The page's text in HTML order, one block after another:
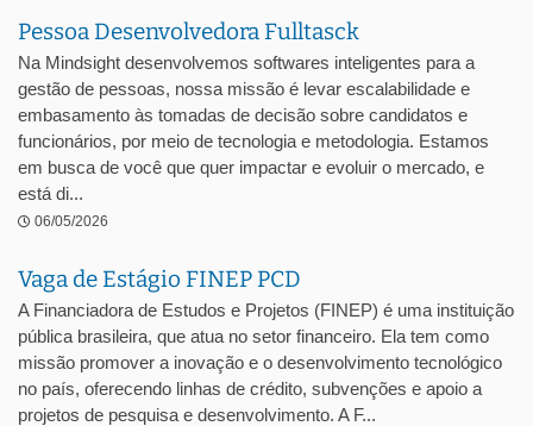
Pessoa Desenvolvedora Fulltasck
Na Mindsight desenvolvemos softwares inteligentes para a
gestão de pessoas, nossa missão é levar escalabilidade e
embasamento às tomadas de decisão sobre candidatos e
funcionários, por meio de tecnologia e metodologia. Estamos
em busca de você que quer impactar e evoluir o mercado, e
está di...
06/05/2026
Vaga de Estágio FINEP PCD
A Financiadora de Estudos e Projetos (FINEP) é uma instituição
pública brasileira, que atua no setor financeiro. Ela tem como
missão promover a inovação e o desenvolvimento tecnológico
no país, oferecendo linhas de crédito, subvenções e apoio a
projetos de pesquisa e desenvolvimento. A F...